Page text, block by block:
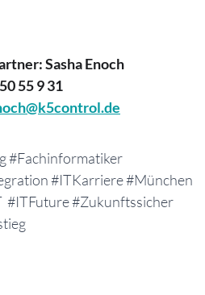
Sasha Enoch
55 9 31
#Fachinformatiker
#ITKarriere#München
#ITFuture#Zukunftssicher